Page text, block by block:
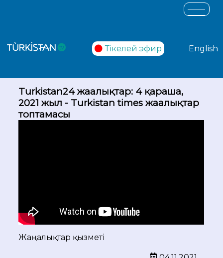
Тікелей эфир English
Turkistan24 жаңалықтар: 4 қараша,
2021 жыл - Turkistan times жаңалықтар
топтамасы
Жаңалықтар қызметі